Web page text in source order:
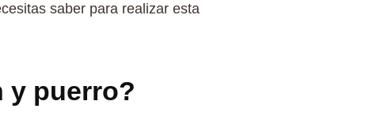
saber para realizar esta
y puerro?